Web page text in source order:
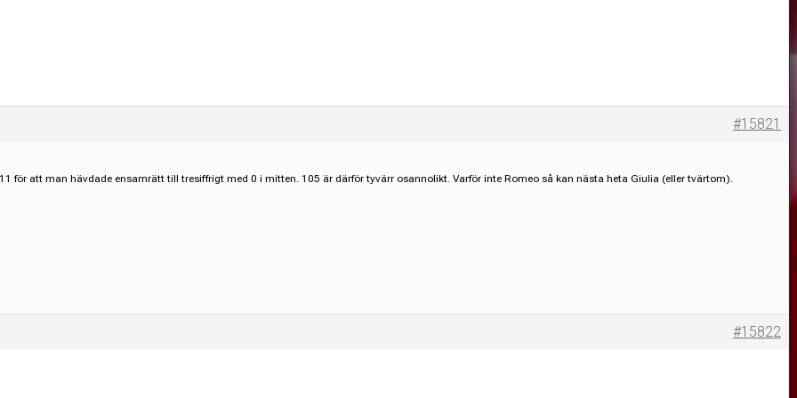
#15821
för att man hävdade ensamrätt till tresiffrigt med 0 i mitten. 105 är därför tyvärr osannolikt. Varför inte Romeo så kan nästa heta Giulia (eller tvärtom).
#15822